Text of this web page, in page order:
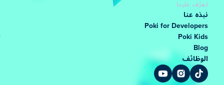
تعرّف علينا
نبذه عنا
Poki for Developers
Poki Kids
Blog
الوظائف